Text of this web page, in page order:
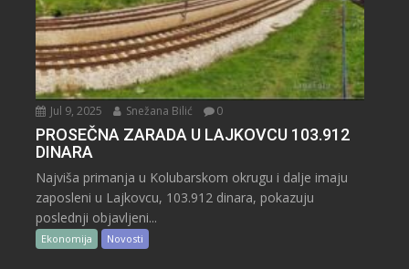
Jul 9, 2025 Snežana Bilić 0
PROSEČNA ZARADA U LAJKOVCU 103.912
DINARA
Najviša primanja u Kolubarskom okrugu i dalje imaju
zaposleni u Lajkovcu, 103.912 dinara, pokazuju
poslednji objavljeni...
Ekonomija Novosti